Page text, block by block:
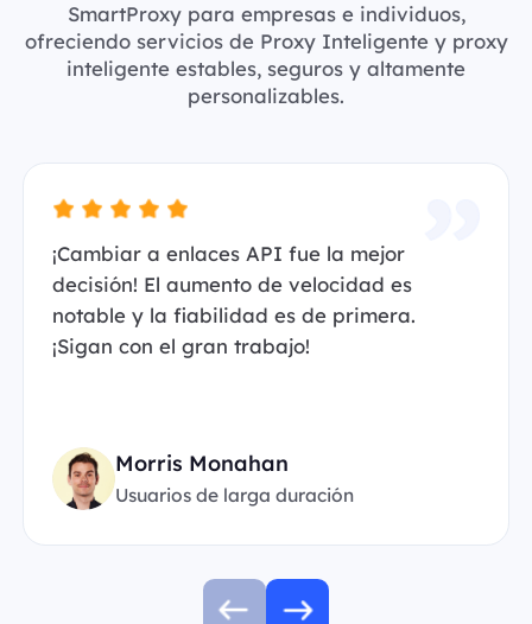
SmartProxy para empresas e individuos,
ofreciendo servicios de Proxy Inteligente y proxy
inteligente estables, seguros y altamente
personalizables.
¡Cambiar a enlaces API fue la mejor
decisión! El aumento de velocidad es
notable y la fiabilidad es de primera.
¡Sigan con el gran trabajo!
Morris Monahan
Usuarios de larga duración